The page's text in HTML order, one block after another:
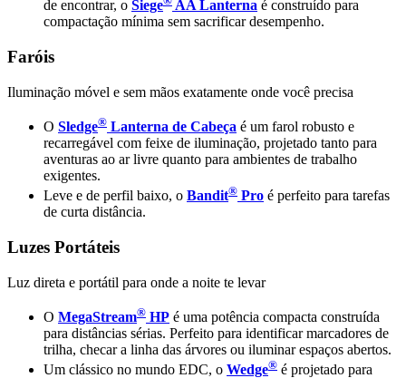
de encontrar, o Siege AA Lanterna é construído para
compactação mínima sem sacrificar desempenho.
Faróis
Iluminação móvel e sem mãos exatamente onde você precisa
O Sledge® Lanterna de Cabeça é um farol robusto e
recarregável com feixe de iluminação, projetado tanto para
aventuras ao ar livre quanto para ambientes de trabalho
exigentes.
Leve e de perfil baixo, o Bandit® Pro é perfeito para tarefas
de curta distância.
Luzes Portáteis
Luz direta e portátil para onde a noite te levar
O MegaStream® HP é uma potência compacta construída
para distâncias sérias. Perfeito para identificar marcadores de
trilha, checar a linha das árvores ou iluminar espaços abertos.
Um clássico no mundo EDC, o Wedge® é projetado para